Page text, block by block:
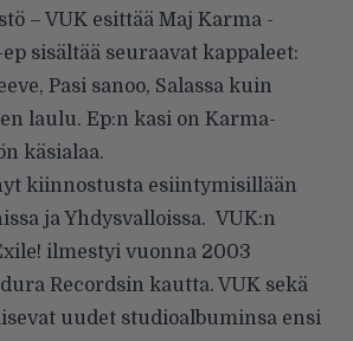
– VUK esittää Maj Karma -
sisältää seuraavat kappaleet:
Pasi sanoo, Salassa kuin
laulu. Ep:n kasi on Karma-
käsialaa.
kiinnostusta esiintymisillään
ja Yhdysvalloissa. VUK:n
ilmestyi vuonna 2003
Recordsin kautta. VUK sekä
uudet studioalbuminsa ensi